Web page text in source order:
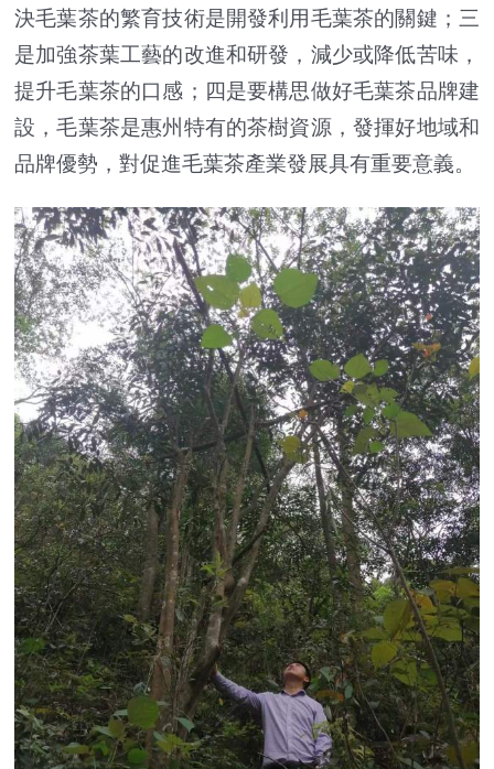
決毛葉茶的繁育技術是開發利用毛葉茶的關鍵；三
是加強茶葉工藝的改進和研發，減少或降低苦味，
提升毛葉茶的口感；四是要構思做好毛葉茶品牌建
設，毛葉茶是惠州特有的茶樹資源，發揮好地域和
品牌優勢，對促進毛葉茶產業發展具有重要意義。